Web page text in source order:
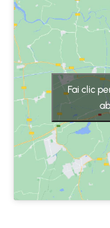
Fai clic